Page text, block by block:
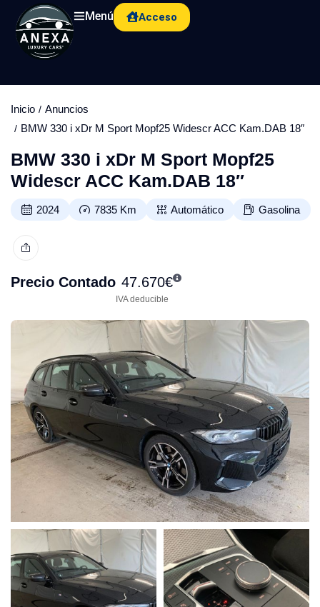
Menú Acceso
Inicio
Anuncios
BMW 330 i xDr M Sport Mopf25 Widescr ACC Kam.DAB 18″
BMW 330 i xDr M Sport Mopf25
Widescr ACC Kam.DAB 18″
2024 7835 Km Automático Gasolina
Precio Contado 47.670€
IVA deducible